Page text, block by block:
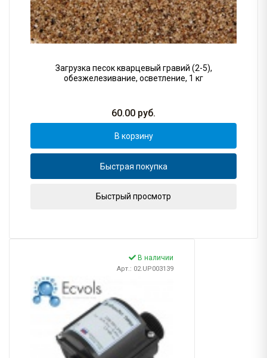
Загрузка песок кварцевый гравий (2-5),
обезжелезивание, осветление, 1 кг
60.00 руб.
В корзину
Быстрая покупка
Быстрый просмотр
В наличии
Арт.: 02.UP003139